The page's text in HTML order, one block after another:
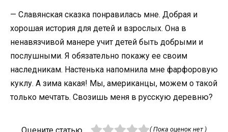
— Славянская сказка понравилась мне. Добрая и
хорошая история для детей и взрослых. Она в
ненавязчивой манере учит детей быть добрыми и
послушными. Я обязательно покажу ее своим
наследникам. Настенька напомнила мне фарфоровую
куклу. А зима какая! Мы, американцы, можем о такой
только мечтать. Свозишь меня в русскую деревню?
( Пока оценок нет )